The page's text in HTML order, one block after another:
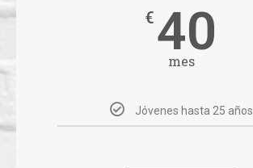
€ 40
mes
Jóvenes hasta 25 años